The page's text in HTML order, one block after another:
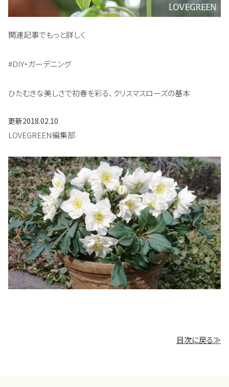
関連記事でもっと詳しく
#DIY・ガーデニング
ひたむきな美しさで初春を彩る、クリスマスローズの基本
更新2018.02.10
LOVEGREEN編集部
目次に戻る≫